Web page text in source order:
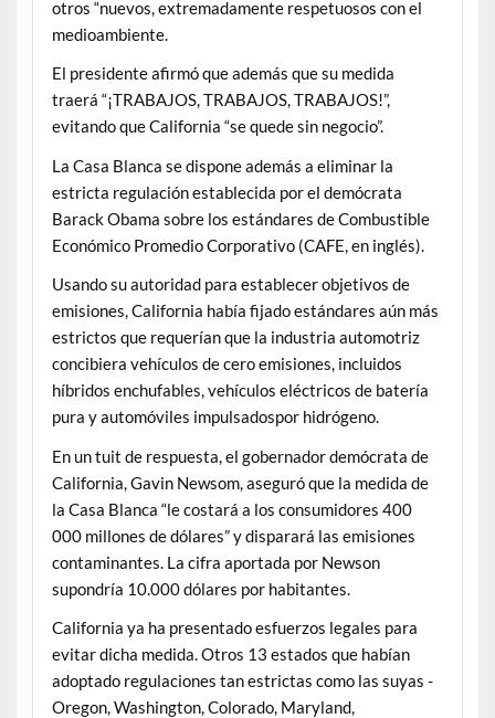
otros “nuevos, extremadamente respetuosos con el
medioambiente.
El presidente afirmó que además que su medida
traerá “¡TRABAJOS, TRABAJOS, TRABAJOS!”,
evitando que California “se quede sin negocio”.
La Casa Blanca se dispone además a eliminar la
estricta regulación establecida por el demócrata
Barack Obama sobre los estándares de Combustible
Económico Promedio Corporativo (CAFE, en inglés).
Usando su autoridad para establecer objetivos de
emisiones, California había fijado estándares aún más
estrictos que requerían que la industria automotriz
concibiera vehículos de cero emisiones, incluidos
híbridos enchufables, vehículos eléctricos de batería
pura y automóviles impulsados ​​por hidrógeno.
En un tuit de respuesta, el gobernador demócrata de
California, Gavin Newsom, aseguró que la medida de
la Casa Blanca “le costará a los consumidores 400
000 millones de dólares” y disparará las emisiones
contaminantes. La cifra aportada por Newson
supondría 10.000 dólares por habitantes.
California ya ha presentado esfuerzos legales para
evitar dicha medida. Otros 13 estados que habían
adoptado regulaciones tan estrictas como las suyas -
Oregon, Washington, Colorado, Maryland,